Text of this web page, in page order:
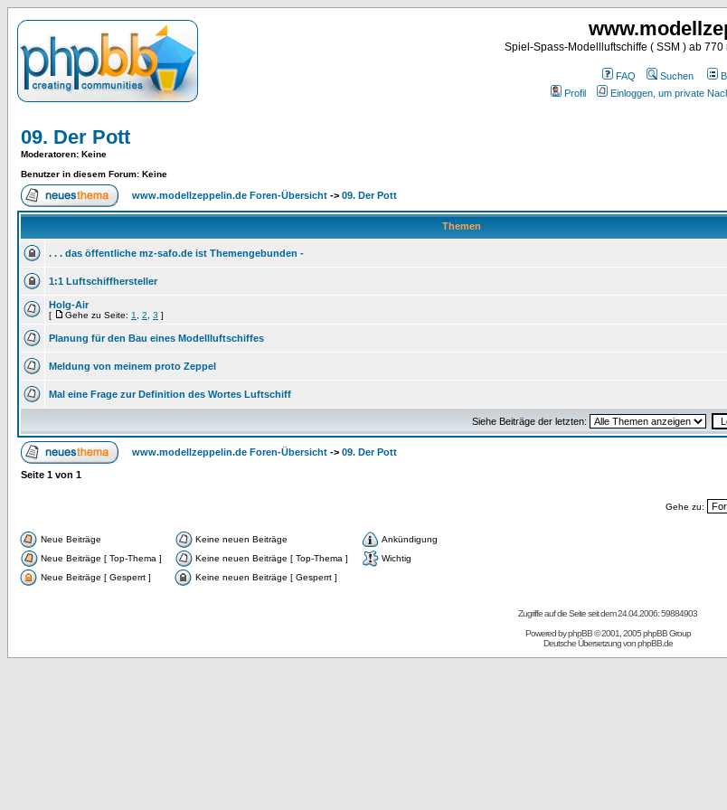
Spiel-Spass-Modellluftschiffe ( SSM ) ab
FAQ Suchen
Profil
Einloggen, um private
09. Der Pott
Moderatoren: Keine
Benutzer in diesem Forum: Keine
www.modellzeppelin.de Foren-Übersicht -> 09. Der Pott
Themen
. . . das öffentliche mz-safo.de ist Themengebunden -
1:1 Luftschiffhersteller
Holg-Air
[ Gehe zu Seite: 1 2 3 ]
Planung für den Bau eines Modellluftschiffes
Meldung von meinem proto Zeppel
Mal eine Frage zur Definition des Wortes Luftschiff
Siehe Beiträge der letzten:
www.modellzeppelin.de Foren-Übersicht -> 09. Der Pott
Seite 1 von 1
Gehe zu:
Neue Beiträge Keine neuen Beiträge
Ankündigung
Neue Beiträge [ Top-Thema ]
Keine neuen Beiträge [ Top-Thema ]
Wichtig
Neue Beiträge [ Gesperrt ]
Keine neuen Beiträge [ Gesperrt ]
Zugriffe auf die Seite seit dem 24.04.2006: 59884903
Powered byphpBB© 2001, 2005 phpBB Group
Deutsche Übersetzung vonphpBB.de